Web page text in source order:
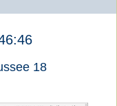
18